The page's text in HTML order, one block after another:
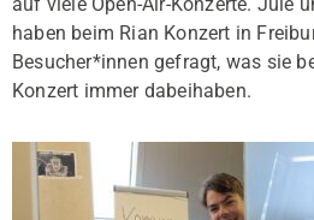
haben beim Rian Konzert in
Besucher*innen gefragt, was sie
Konzert immer dabeihaben.